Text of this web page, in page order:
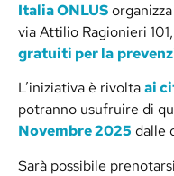
Italia ONLUS
via Attilio Ragionieri
gratuiti per la
L’iniziativa è rivoltaai
potranno usufruire di
Novembre 2025 dalle
Sarà possibile